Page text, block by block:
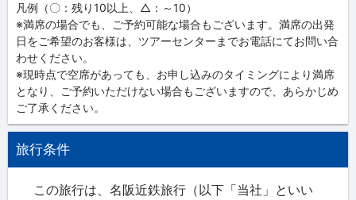
凡例（〇：残り10以上、△：～10）
※満席の場合でも、ご予約可能な場合もございます。満席の出発
日をご希望のお客様は、ツアーセンターまでお電話にてお問い合
わせください。
※現時点で空席があっても、お申し込みのタイミングにより満席
となり、ご予約いただけない場合もございますので、あらかじめ
ご了承ください。
旅行条件
この旅行は、名阪近鉄旅行（以下「当社」といい